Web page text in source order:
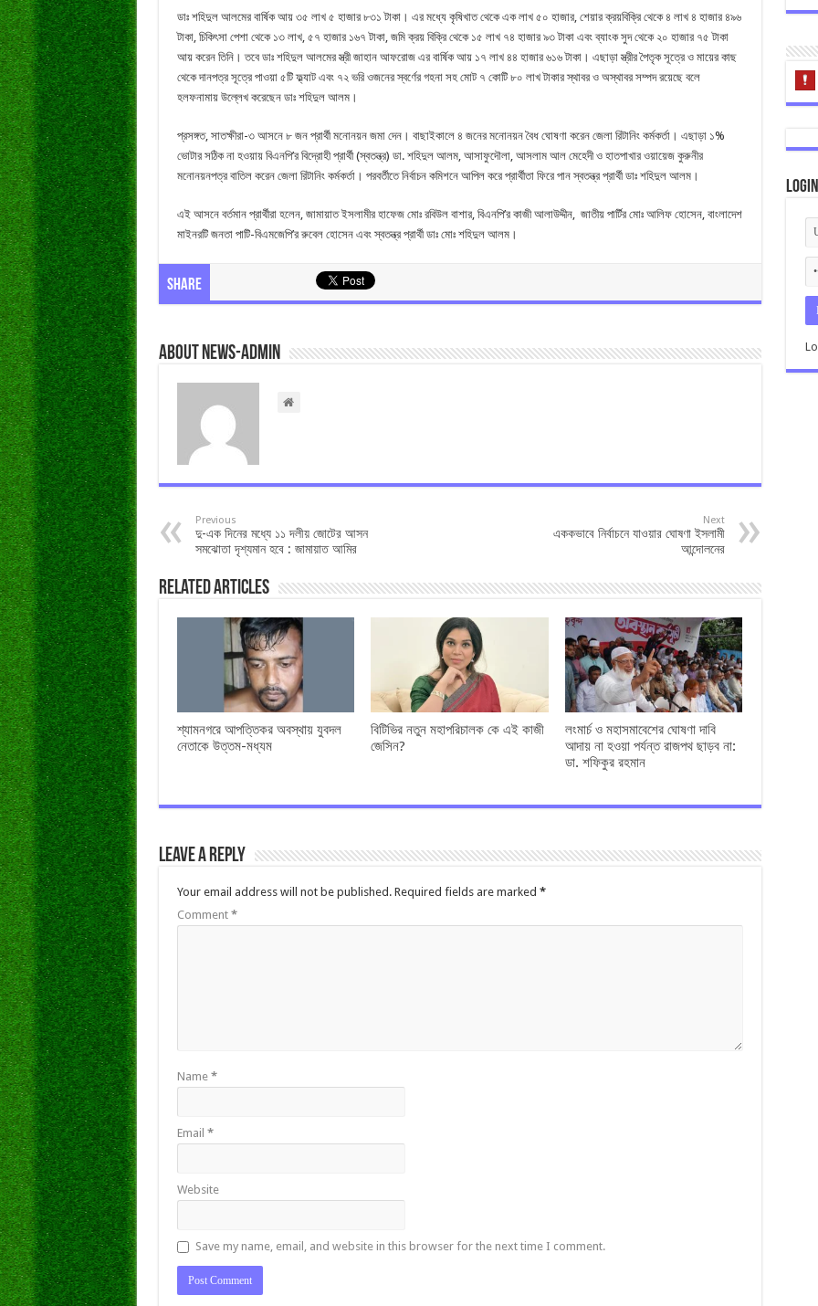
ডাঃ শহিদুল আলমের বার্ষিক আয় ৩৫ লাখ ৫ হাজার ৮৩১ টাকা। এর মধ্যে কৃষিখাত থেকে এক লাখ ৫০ হাজার, শেয়ার ক্রয়বিক্রি থেকে ৪ লাখ ৪ হাজার ৪৯৬
টাকা, চিকিৎসা পেশা থেকে ১৩ লাখ, ৫৭ হাজার ১৬৭ টাকা, জমি ক্রয় বিক্রি থেকে ১৫ লাখ ৭৪ হাজার ৯৩ টাকা এবং ব্যাংক সুদ থেকে ২০ হাজার ৭৫ টাকা
আয় করেন তিনি। তবে ডাঃ শহিদুল আলমের স্ত্রী জাহান আফরোজ এর বার্ষিক আয় ১৭ লাখ ৪৪ হাজার ৬১৬ টাকা। এছাড়া স্ত্রীর পৈতৃক সূত্রে ও মায়ের কাছ
থেকে দানপত্র সূত্রে পাওয়া ৫টি ফ্ল্যাট এবং ৭২ ভরি ওজনের স্বর্ণের গহনা সহ মোট ৭ কোটি ৮০ লাখ টাকার স্থাবর ও অস্থাবর সম্পদ রয়েছে বলে
হলফনামায় উল্লেখ করেছেন ডাঃ শহিদুল আলম।
প্রসঙ্গত, সাতক্ষীরা-৩ আসনে ৮ জন প্রার্থী মনোনয়ন জমা দেন। বাছাইকালে ৪ জনের মনোনয়ন বৈধ ঘোষণা করেন জেলা রিটানিং কর্মকর্তা। এছাড়া ১%
ভোটার সঠিক না হওয়ায় বিএনপি’র বিদ্রোহী প্রার্থী (স্বতন্ত্র) ডা. শহিদুল আলম, আসাফুদৌলা, আসলাম আল মেহেদী ও হাতপাখার ওয়ায়েজ কুরুনীর
মনোনয়নপত্র বাতিল করেন জেলা রিটানিং কর্মকর্তা। পরবর্তীতে নির্বাচন কমিশনে আপিল করে প্রার্থীতা ফিরে পান স্বতন্ত্র প্রার্থী ডাঃ শহিদুল আলম।
এই আসনে বর্তমান প্রার্থীরা হলেন, জামায়াত ইসলামীর হাফেজ মোঃ রবিউল বাশার, বিএনপি’র কাজী আলাউদ্দীন, জাতীয় পার্টির মোঃ আলিফ হোসেন, বাংলাদেশ
মাইনরটি জনতা পাটি-বিএমজেপি’র রুবেল হোসেন এবং স্বতন্ত্র প্রার্থী ডাঃ মোঃ শহিদুল আলম।
Share
About news-admin
Previous
দু-এক দিনের মধ্যে ১১ দলীয় জোটের আসন
সমঝোতা দৃশ্যমান হবে : জামায়াত আমির
Next
এককভাবে নির্বাচনে যাওয়ার ঘোষণা ইসলামী
আন্দোলনের
Related Articles
শ্যামনগরে আপত্তিকর অবস্থায় যুবদল
নেতাকে উত্তম-মধ্যম
বিটিভির নতুন মহাপরিচালক কে এই কাজী
জেসিন?
লংমার্চ ও মহাসমাবেশের ঘোষণা দাবি
আদায় না হওয়া পর্যন্ত রাজপথ ছাড়ব না:
ডা. শফিকুর রহমান
Leave a Reply
Your email address will not be published. Required fields are marked *
Comment *
Name *
Email *
Website
Save my name, email, and website in this browser for the next time I comment.
Login